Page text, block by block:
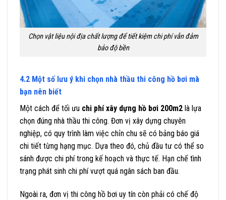
Chọn vật liệu nội địa chất lượng để tiết kiệm chi phí vẫn đảm
bảo độ bền
4.2 Một số lưu ý khi chọn nhà thầu thi công hồ bơi mà
bạn nên biết
Một cách để tối ưu chi phí xây dựng hồ bơi 200m2 là lựa
chọn đúng nhà thầu thi công. Đơn vị xây dựng chuyên
nghiệp, có quy trình làm việc chỉn chu sẽ có bảng báo giá
chi tiết từng hạng mục. Dựa theo đó, chủ đầu tư có thể so
sánh được chi phí trong kế hoạch và thực tế. Hạn chế tình
trạng phát sinh chi phí vượt quá ngân sách ban đầu.
Ngoài ra, đơn vị thi công hồ bơi uy tín còn phải có chế độ